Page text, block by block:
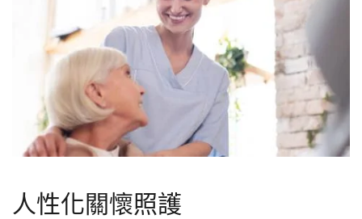
人性化關懷照護